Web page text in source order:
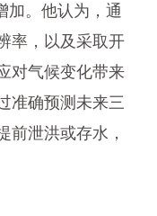
加。他认为，通
率，以及采取开
对气候变化带来
准确预测未来三
前泄洪或存水，